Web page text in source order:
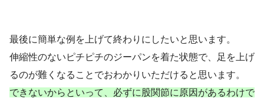
最後に簡単な例を上げて終わりにしたいと思います。
伸縮性のないピチピチのジーパンを着た状態で、足を上げ
るのが難くなることでおわかりいただけると思います。
できないからといって、必ずに股関節に原因があるわけで